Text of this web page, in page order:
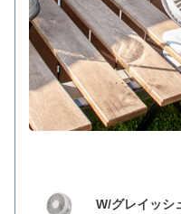
W/グレイッシ